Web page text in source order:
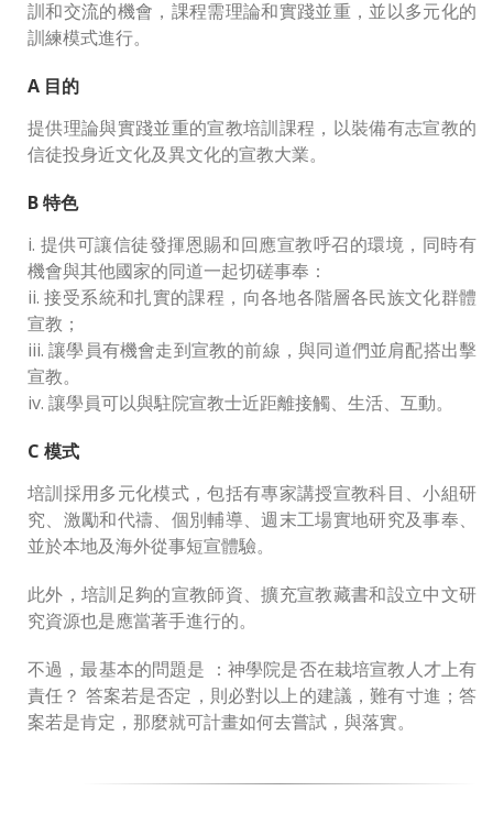
訓和交流的機會，課程需理論和實踐並重，並以多元化的
訓練模式進行。
A 目的
提供理論與實踐並重的宣教培訓課程，以裝備有志宣教的
信徒投身近文化及異文化的宣教大業。
B 特色
i. 提供可讓信徒發揮恩賜和回應宣教呼召的環境，同時有
機會與其他國家的同道一起切磋事奉：
ii. 接受系統和扎實的課程，向各地各階層各民族文化群體
宣教；
iii. 讓學員有機會走到宣教的前線，與同道們並肩配搭出擊
宣教。
iv. 讓學員可以與駐院宣教士近距離接觸、生活、互動。
C 模式
培訓採用多元化模式，包括有專家講授宣教科目、小組研
究、激勵和代禱、個別輔導、週末工場實地研究及事奉、
並於本地及海外從事短宣體驗。
此外，培訓足夠的宣教師資、擴充宣教藏書和設立中文研
究資源也是應當著手進行的。
不過，最基本的問題是 ：神學院是否在栽培宣教人才上有
責任？ 答案若是否定，則必對以上的建議，難有寸進；答
案若是肯定，那麼就可計畫如何去嘗試，與落實。